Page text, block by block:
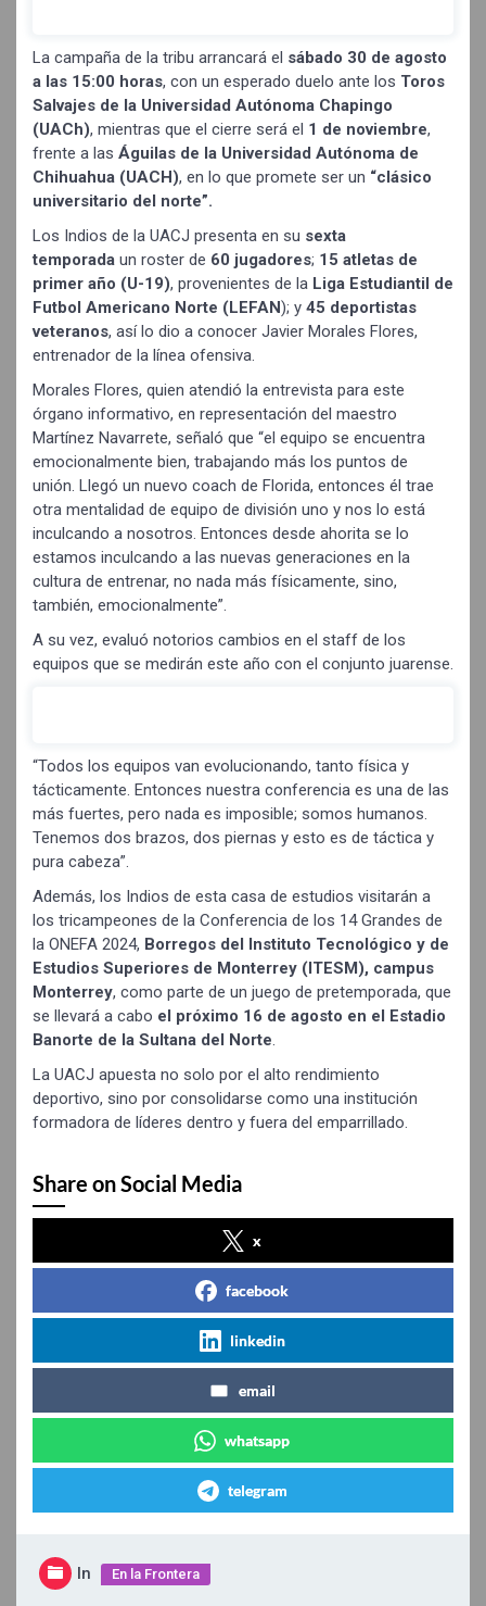
La campaña de la tribu arrancará el sábado 30 de agosto
a las 15:00 horas, con un esperado duelo ante los Toros
Salvajes de la Universidad Autónoma Chapingo
(UACh), mientras que el cierre será el 1 de noviembre,
frente a las Águilas de la Universidad Autónoma de
Chihuahua (UACH), en lo que promete ser un “clásico
universitario del norte”.
Los Indios de la UACJ presenta en su sexta
temporada un roster de 60 jugadores; 15 atletas de
primer año (U-19), provenientes de la Liga Estudiantil de
Futbol Americano Norte (LEFAN); y 45 deportistas
veteranos, así lo dio a conocer Javier Morales Flores,
entrenador de la línea ofensiva.
Morales Flores, quien atendió la entrevista para este
órgano informativo, en representación del maestro
Martínez Navarrete, señaló que “el equipo se encuentra
emocionalmente bien, trabajando más los puntos de
unión. Llegó un nuevo coach de Florida, entonces él trae
otra mentalidad de equipo de división uno y nos lo está
inculcando a nosotros. Entonces desde ahorita se lo
estamos inculcando a las nuevas generaciones en la
cultura de entrenar, no nada más físicamente, sino,
también, emocionalmente”.
A su vez, evaluó notorios cambios en el staff de los
equipos que se medirán este año con el conjunto juarense.
“Todos los equipos van evolucionando, tanto física y
tácticamente. Entonces nuestra conferencia es una de las
más fuertes, pero nada es imposible; somos humanos.
Tenemos dos brazos, dos piernas y esto es de táctica y
pura cabeza”.
Además, los Indios de esta casa de estudios visitarán a
los tricampeones de la Conferencia de los 14 Grandes de
la ONEFA 2024, Borregos del Instituto Tecnológico y de
Estudios Superiores de Monterrey (ITESM), campus
Monterrey, como parte de un juego de pretemporada, que
se llevará a cabo el próximo 16 de agosto en el Estadio
Banorte de la Sultana del Norte
La UACJ apuesta no solo por el alto rendimiento
deportivo, sino por consolidarse como una institución
formadora de líderes dentro y fuera del emparrillado.
Share on Social Media
x
facebook
linkedin
email
whatsapp
telegram
In En la Frontera